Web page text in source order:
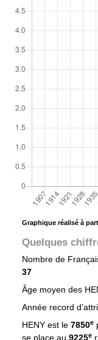
Graphique réalisé à
Quelques
Nombre de
37
Âge moyen des
Année record
HENY est le 7850e
se place au 9225e